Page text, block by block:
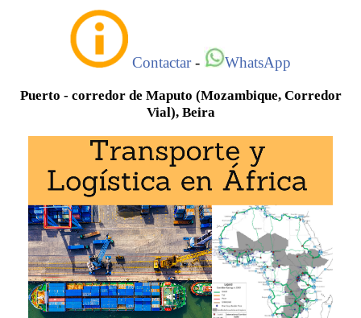
Contactar- WhatsApp
Puerto - corredor de Maputo (Mozambique, Corredor
Vial), Beira